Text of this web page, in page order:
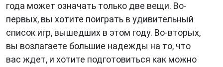
года может означать только две вещи. Во-
первых, вы хотите поиграть в удивительный
список игр, вышедших в этом году. Во-вторых,
вы возлагаете большие надежды на то, что
вас ждет, и хотите подготовиться как можно